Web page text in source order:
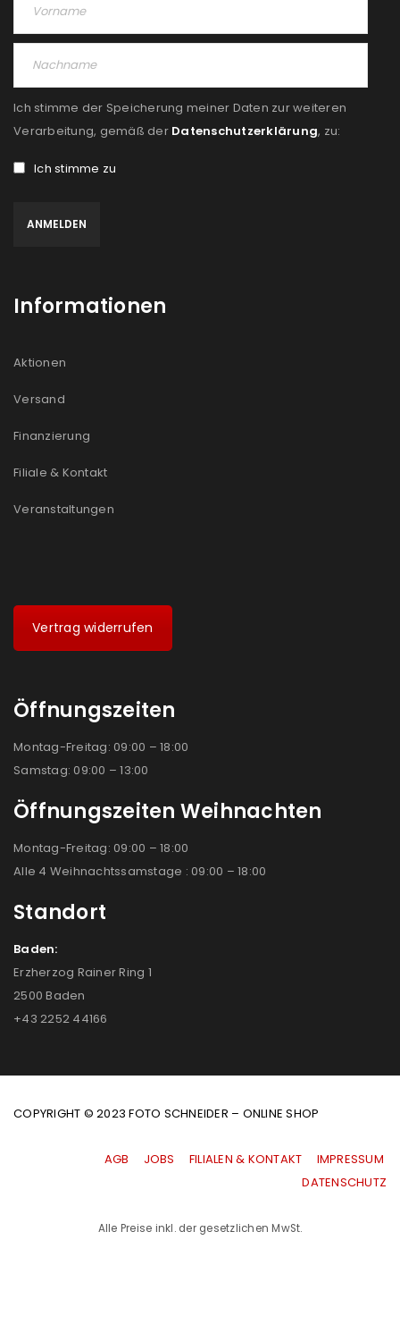
Ich stimme der Speicherung meiner Daten zur weiteren
Verarbeitung, gemäß der Datenschutzerklärung, zu:
Ich stimme zu
Informationen
Aktionen
Versand
Finanzierung
Filiale & Kontakt
Veranstaltungen
Vertrag widerrufen
Öffnungszeiten
Montag-Freitag: 09:00 – 18:00
Samstag: 09:00 – 13:00
Öffnungszeiten Weihnachten
Montag-Freitag: 09:00 – 18:00
Alle 4 Weihnachtssamstage : 09:00 – 18:00
Standort
Baden:
Erzherzog Rainer Ring 1
2500 Baden
+43 2252 44166
COPYRIGHT © 2023 FOTO SCHNEIDER – ONLINE SHOP
AGB JOBS FILIALEN & KONTAKT
IMPRESSUM
|DATENSCHUTZ
Alle Preise inkl. der gesetzlichen MwSt.